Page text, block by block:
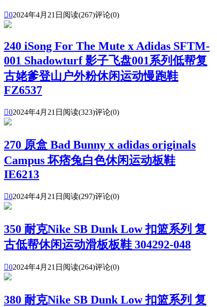
02024年4月21日 阅读(267)评论(0)
240 iSong For The Mute x Adidas SFTM-
001 Shadowturf 影子飞盘001系列低帮复
古姥爹登山户外粉休闲运动慢跑鞋
FZ6537
02024年4月21日 阅读(323)评论(0)
270 原盒 Bad Bunny x adidas originals
Campus 坏痞兔白色休闲运动板鞋
IE6213
02024年4月21日 阅读(297)评论(0)
350 耐克Nike SB Dunk Low 扣篮系列 复
古低帮休闲运动滑板板鞋 304292-048
02024年4月21日 阅读(264)评论(0)
380 耐克Nike SB Dunk Low 扣篮系列 复